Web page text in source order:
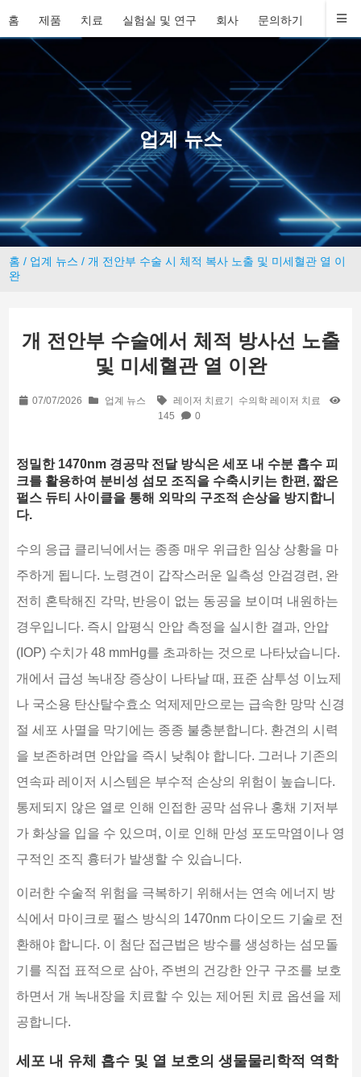
홈 제품 치료 실험실 및 연구 회사 문의하기
업계 뉴스
홈 / 업계 뉴스 / 개 전안부 수술 시 체적 복사 노출 및 미세혈관 열 이
완
개 전안부 수술에서 체적 방사선 노출
및 미세혈관 열 이완
07/07/2026 업계 뉴스 레이저 치료기
수의학 레이저 치료
145
0
정밀한 1470nm 경공막 전달 방식은 세포 내 수분 흡수 피
크를 활용하여 분비성 섬모 조직을 수축시키는 한편, 짧은
펄스 듀티 사이클을 통해 외막의 구조적 손상을 방지합니
다.
수의 응급 클리닉에서는 종종 매우 위급한 임상 상황을 마
주하게 됩니다. 노령견이 갑작스러운 일측성 안검경련, 완
전히 혼탁해진 각막, 반응이 없는 동공을 보이며 내원하는
경우입니다. 즉시 압평식 안압 측정을 실시한 결과, 안압
(IOP) 수치가 48 mmHg를 초과하는 것으로 나타났습니다.
개에서 급성 녹내장 증상이 나타날 때, 표준 삼투성 이뇨제
나 국소용 탄산탈수효소 억제제만으로는 급속한 망막 신경
절 세포 사멸을 막기에는 종종 불충분합니다. 환견의 시력
을 보존하려면 안압을 즉시 낮춰야 합니다. 그러나 기존의
연속파 레이저 시스템은 부수적 손상의 위험이 높습니다.
통제되지 않은 열로 인해 인접한 공막 섬유나 홍채 기저부
가 화상을 입을 수 있으며, 이로 인해 만성 포도막염이나 영
구적인 조직 흉터가 발생할 수 있습니다.
이러한 수술적 위험을 극복하기 위해서는 연속 에너지 방
식에서 마이크로 펄스 방식의 1470nm 다이오드 기술로 전
환해야 합니다. 이 첨단 접근법은 방수를 생성하는 섬모돌
기를 직접 표적으로 삼아, 주변의 건강한 안구 구조를 보호
하면서 개 녹내장을 치료할 수 있는 제어된 치료 옵션을 제
공합니다.
세포 내 유체 흡수 및 열 보호의 생물물리학적 역학